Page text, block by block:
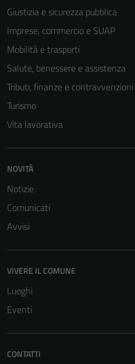
Giustizia e sicurezza pubblica
Imprese, commercio e SUAP
Mobilità e trasporti
Salute, benessere e assistenza
Tributi, finanze e contravvenzioni
Turismo
Vita lavorativa
NOVITÀ
Notizie
Comunicati
Avvisi
VIVERE IL COMUNE
Luoghi
Eventi
CONTATTI